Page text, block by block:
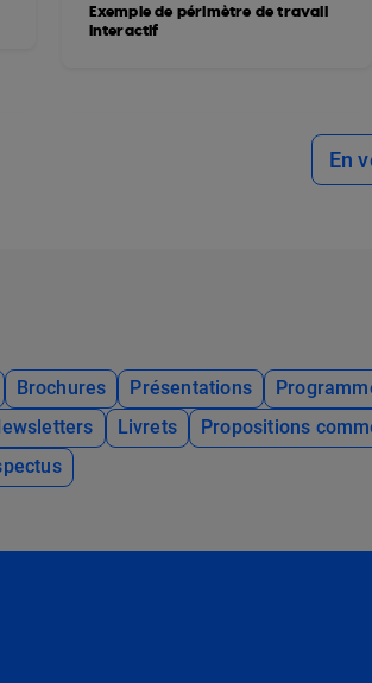
Exemple de périmètre de travail
interactif
En
Brochures Présentations
Livrets Propositions